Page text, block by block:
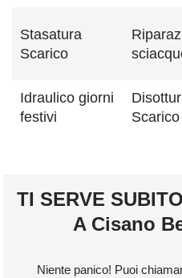
Stasatura
Scarico
Idraulico giorni
festivi
Scarico
TI SERVE
A Cisano
Niente panico! Puoi